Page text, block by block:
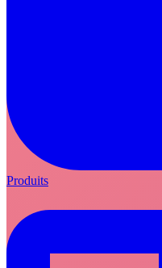
Produits